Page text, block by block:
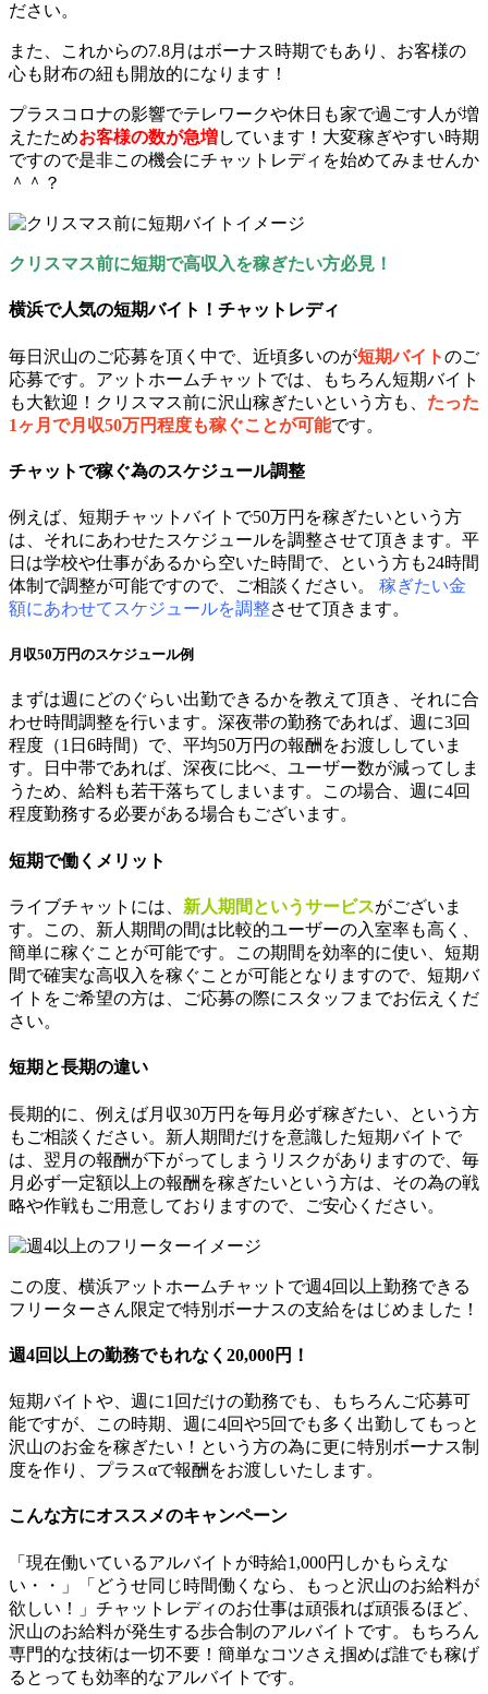
ださい。
また、これからの7.8月はボーナス時期でもあり、お客様の
心も財布の紐も開放的になります！
プラスコロナの影響でテレワークや休日も家で過ごす人が増
えたためお客様の数が急増しています！大変稼ぎやすい時期
ですので是非この機会にチャットレディを始めてみませんか
＾＾？
クリスマス前に短期で高収入を稼ぎたい方必見！
横浜で人気の短期バイト！チャットレディ
毎日沢山のご応募を頂く中で、近頃多いのが短期バイトのご
応募です。アットホームチャットでは、もちろん短期バイト
も大歓迎！クリスマス前に沢山稼ぎたいという方も、 たった
1ヶ月で月収50万円程度も稼ぐことが可能です。
チャットで稼ぐ為のスケジュール調整
例えば、短期チャットバイトで50万円を稼ぎたいという方
は、それにあわせたスケジュールを調整させて頂きます。平
日は学校や仕事があるから空いた時間で、という方も24時間
体制で調整が可能ですので、ご相談ください。
稼ぎたい金
額にあわせてスケジュールを調整させて頂きます。
月収50万円のスケジュール例
まずは週にどのぐらい出勤できるかを教えて頂き、それに合
わせ時間調整を行います。深夜帯の勤務であれば、週に3回
程度（1日6時間）で、平均50万円の報酬をお渡ししていま
す。日中帯であれば、深夜に比べ、ユーザー数が減ってしま
うため、給料も若干落ちてしまいます。この場合、週に4回
程度勤務する必要がある場合もございます。
短期で働くメリット
ライブチャットには、 新人期間というサービスがございま
す。この、新人期間の間は比較的ユーザーの入室率も高く、
簡単に稼ぐことが可能です。この期間を効率的に使い、短期
間で確実な高収入を稼ぐことが可能となりますので、短期バ
イトをご希望の方は、ご応募の際にスタッフまでお伝えくだ
さい。
短期と長期の違い
長期的に、例えば月収30万円を毎月必ず稼ぎたい、という方
もご相談ください。新人期間だけを意識した短期バイトで
は、翌月の報酬が下がってしまうリスクがありますので、毎
月必ず一定額以上の報酬を稼ぎたいという方は、その為の戦
略や作戦もご用意しておりますので、ご安心ください。
この度、横浜アットホームチャットで週4回以上勤務できる
フリーターさん限定で特別ボーナスの支給をはじめました！
週4回以上の勤務でもれなく20,000円！
短期バイトや、週に1回だけの勤務でも、もちろんご応募可
能ですが、この時期、週に4回や5回でも多く出勤してもっと
沢山のお金を稼ぎたい！という方の為に更に特別ボーナス制
度を作り、プラスαで報酬をお渡しいたします。
こんな方にオススメのキャンペーン
「現在働いているアルバイトが時給1,000円しかもらえな
い・・」「どうせ同じ時間働くなら、もっと沢山のお給料が
欲しい！」チャットレディのお仕事は頑張れば頑張るほど、
沢山のお給料が発生する歩合制のアルバイトです。もちろん
専門的な技術は一切不要！簡単なコツさえ掴めば誰でも稼げ
るとっても効率的なアルバイトです。